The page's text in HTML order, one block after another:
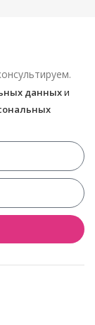
данныхи